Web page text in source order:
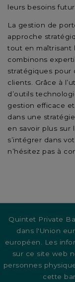
leurs besoins
La gestion de
approche
tout en maîtrisant
combinons
stratégiques pour
clients. Grâce à
d’outils
gestion efficace
dans une
en savoir plus sur
s’intégrer dans
n’hésitez pas à
Quintet Private
dans l'Union
européen. Les
sur ce site web
personnes
cette